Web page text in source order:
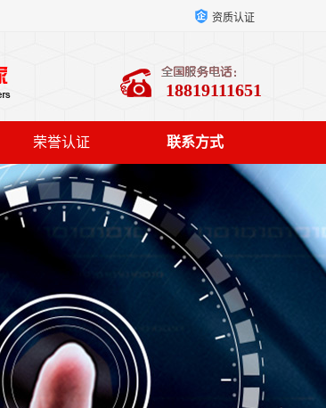
资质认证
18819111651
荣誉认证 联系方式